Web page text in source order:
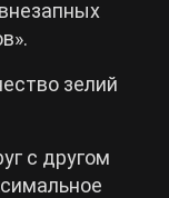
зелий
с другом